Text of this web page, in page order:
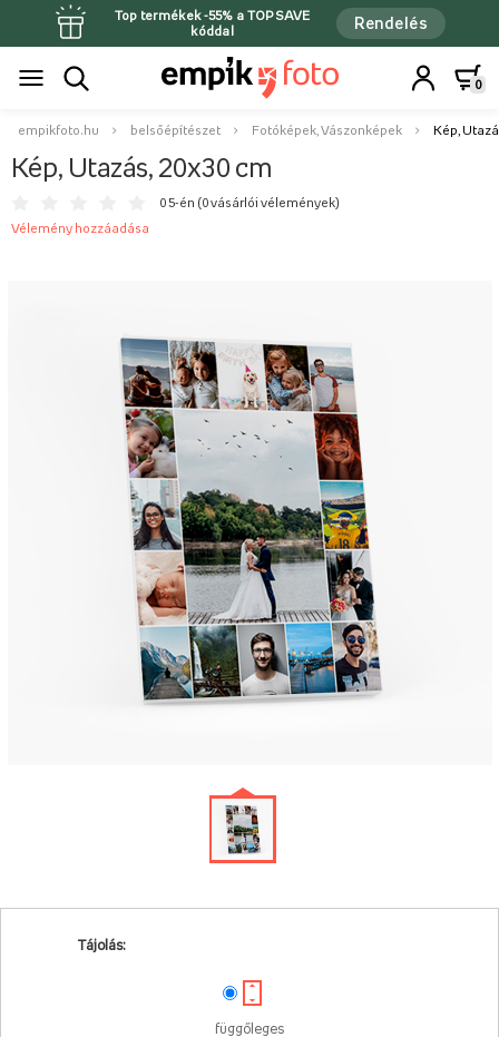
Top termékek -55% a TOPSAVE
kóddal
Rendelés
0
empikfoto.hu belsőépítészet Fotóképek, Vászonképek Kép,
Kép, Utazás, 20x30 cm
0 5-én (0 vásárlói vélemények)
Vélemény hozzáadása
Tájolás:
függőleges